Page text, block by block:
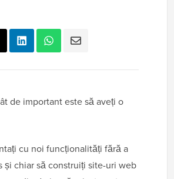
de important este să aveți o
cu noi funcționalități fără a
și chiar să construiți site-uri web